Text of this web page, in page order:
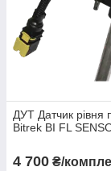
ДУТ Датчик рівня
Bitrek BI FL
4 700 ₴/